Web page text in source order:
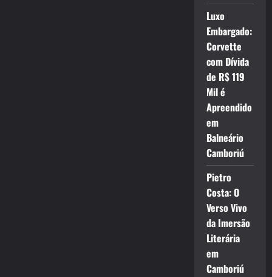
Luxo
Embargado:
Corvette
com Dívida
de R$ 119
Mil é
Apreendido
em
Balneário
Camboriú
Pietro
Costa: O
Verso Vivo
da Imersão
Literária
em
Camboriú